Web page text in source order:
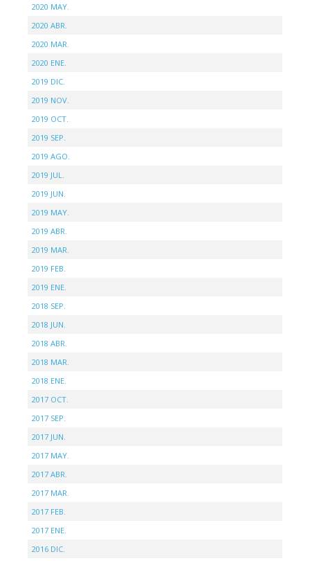
2020 MAY.
2020 ABR.
2020 MAR.
2020 ENE.
2019 DIC.
2019 NOV.
2019 OCT.
2019 SEP.
2019 AGO.
2019 JUL.
2019 JUN.
2019 MAY.
2019 ABR.
2019 MAR.
2019 FEB.
2019 ENE.
2018 SEP.
2018 JUN.
2018 ABR.
2018 MAR.
2018 ENE.
2017 OCT.
2017 SEP.
2017 JUN.
2017 MAY.
2017 ABR.
2017 MAR.
2017 FEB.
2017 ENE.
2016 DIC.